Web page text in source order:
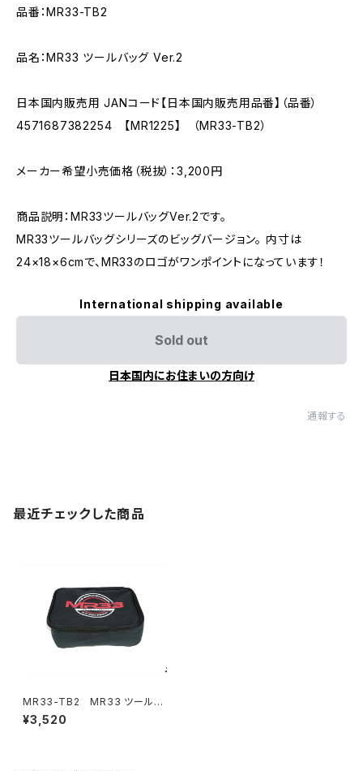
品番：MR33-TB2
品名：MR33 ツールバッグ Ver.2
日本国内販売用 JANコード【日本国内販売用品番】（品番）
4571687382254 【MR1225】 （MR33-TB2）
メーカー希望小売価格（税抜）：3,200円
商品説明：MR33ツールバッグVer.2です。
MR33ツールバッグシリーズのビッグバージョン。 内寸は
24×18×6cmで、MR33のロゴがワンポイントになっています！
International shipping available
Sold out
日本国内にお住まいの方向け
通報する
最近チェックした商品
MR33-TB2 MR33 ツールバ
ッグ Ver.2
¥3,520